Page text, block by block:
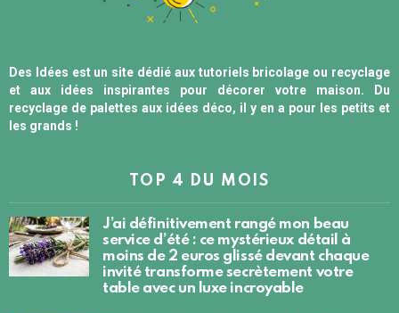
Des Idées est un site dédié aux tutoriels bricolage ou recyclage
et aux idées inspirantes pour décorer votre maison. Du
recyclage de palettes aux idées déco, il y en a pour les petits et
les grands !
TOP 4 DU MOIS
J’ai définitivement rangé mon beau
service d’été : ce mystérieux détail à
moins de 2 euros glissé devant chaque
invité transforme secrètement votre
table avec un luxe incroyable